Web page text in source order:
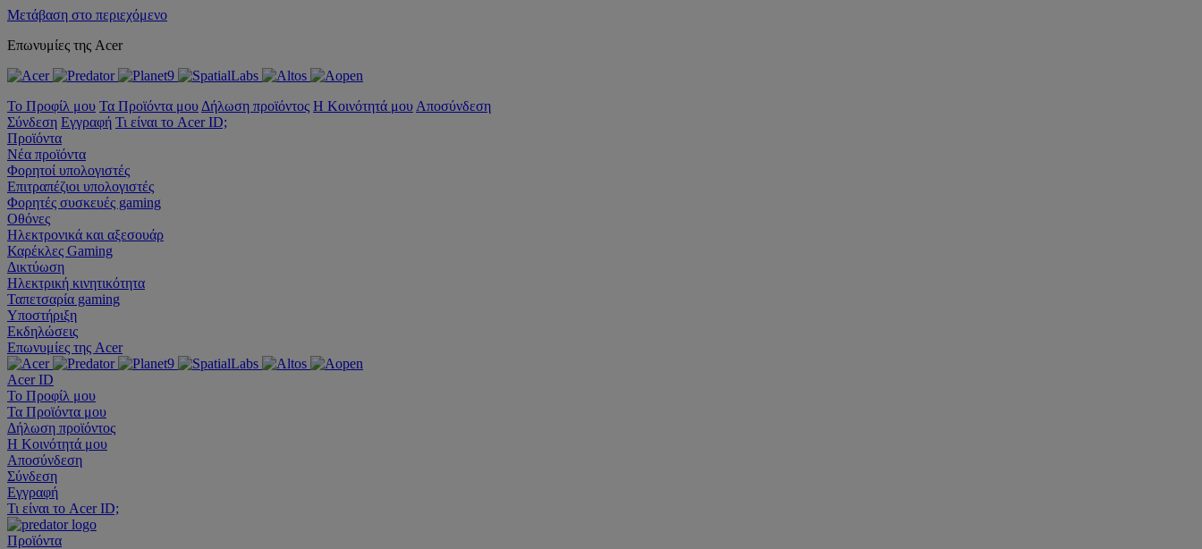
Μετάβαση στο περιεχόμενο
Επωνυμίες της Acer
Το Προφίλ μου Τα Προϊόντα μου Δήλωση προϊόντος Η Κοινότητά μου Αποσύνδεση
Σύνδεση Εγγραφή Τι είναι το Acer ID;
Προϊόντα
Νέα προϊόντα
Φορητοί υπολογιστές
Επιτραπέζιοι υπολογιστές
Φορητές συσκευές gaming
Οθόνες
Ηλεκτρονικά και αξεσουάρ
Καρέκλες Gaming
Δικτύωση
Ηλεκτρική κινητικότητα
Ταπετσαρία gaming
Υποστήριξη
Εκδηλώσεις
Επωνυμίες της Acer
Acer ID
Το Προφίλ μου
Τα Προϊόντα μου
Δήλωση προϊόντος
Η Κοινότητά μου
Αποσύνδεση
Σύνδεση
Εγγραφή
Τι είναι το Acer ID;
Προϊόντα